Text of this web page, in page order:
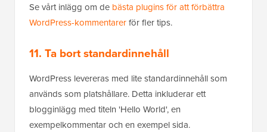
Se vårt inlägg om de bästa plugins för att förbättra
WordPress-kommentarerför fler tips.
11. Ta bort standardinnehåll
WordPress levereras med lite standardinnehåll som
används som platshållare. Detta inkluderar ett
blogginlägg med titeln 'Hello World', en
exempelkommentar och en exempel sida.